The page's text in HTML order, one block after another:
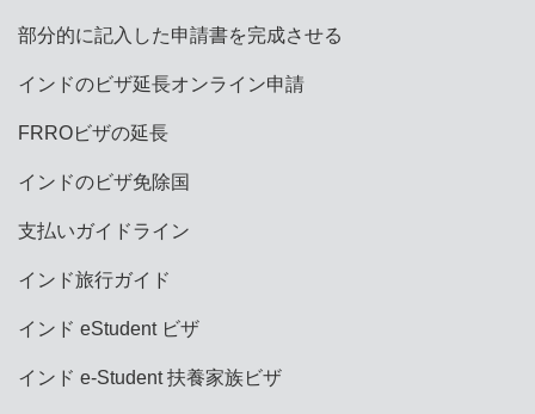
部分的に記入した申請書を完成させる
インドのビザ延長オンライン申請
FRROビザの延長
インドのビザ免除国
支払いガイドライン
インド旅行ガイド
インド eStudent ビザ
インド e-Student 扶養家族ビザ